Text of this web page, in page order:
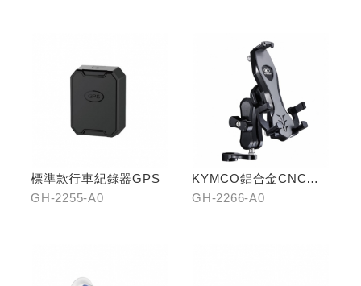
標準款行車紀錄器GPS
GH-2255-A0
KYMCO鋁合金CNC減
震手機架
GH-2266-A0